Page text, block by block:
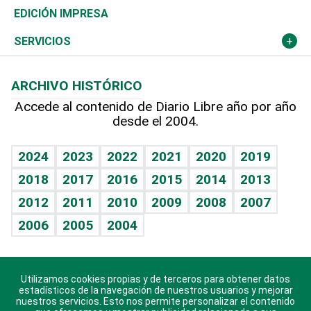
Caribe
Resto del mundo
Global y variable
Economía personal
Novedades
Podcast Arte Libre
Hablando con el pediatra
Vida y familia
Eñe
Celebrando la vida
Sin complejos
En pocas palabras
Escuchando al corazón
Olimpismo
Más deportes
TBT Deportivo
Noticiero Poteleche
Columnistas
Más firmas
Martes de tecnología
Cambio climático
Deportes
Opinión
Hecho en casa
Guía del dinero
EDICIÓN IMPRESA
SERVICIOS
Cumpleaños
Horóscopos
Crucigramas
ARCHIVO HISTÓRICO
Accede al contenido de Diario Libre año por año
desde el 2004.
2024 2023 2022 2021 2020
2019
2018
2017 2016 2015 2014
2013
2012
2011 2010 2009 2008
2007
2006
2005 2004
Descarga nuestras aplicaciones para Android, iOS y
sistema Huawei.
Utilizamos cookies propias y de terceros para obtener datos
estadísticos de la navegación de nuestros usuarios y mejorar
nuestros servicios. Esto nos permite personalizar el contenido